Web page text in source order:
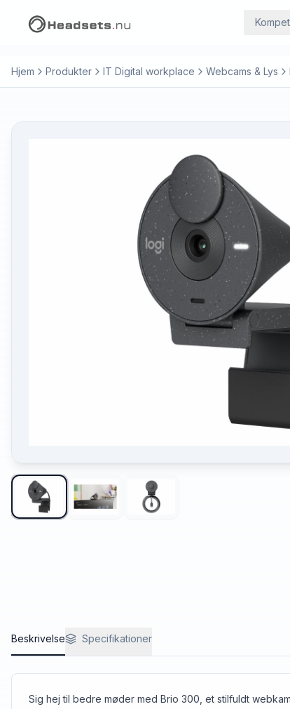
Hjem Produkter IT Digital workplace Webcams & Lys
Beskrivelse Specifikationer
Sig hej til bedre møder med Brio 300, et stilfuldt